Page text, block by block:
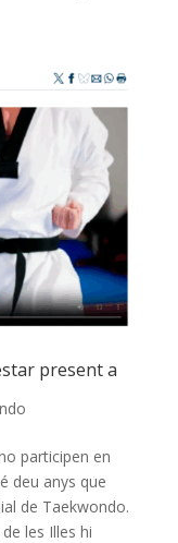
present a
participen en
deu anys que
de Taekwondo.
les Illes hi